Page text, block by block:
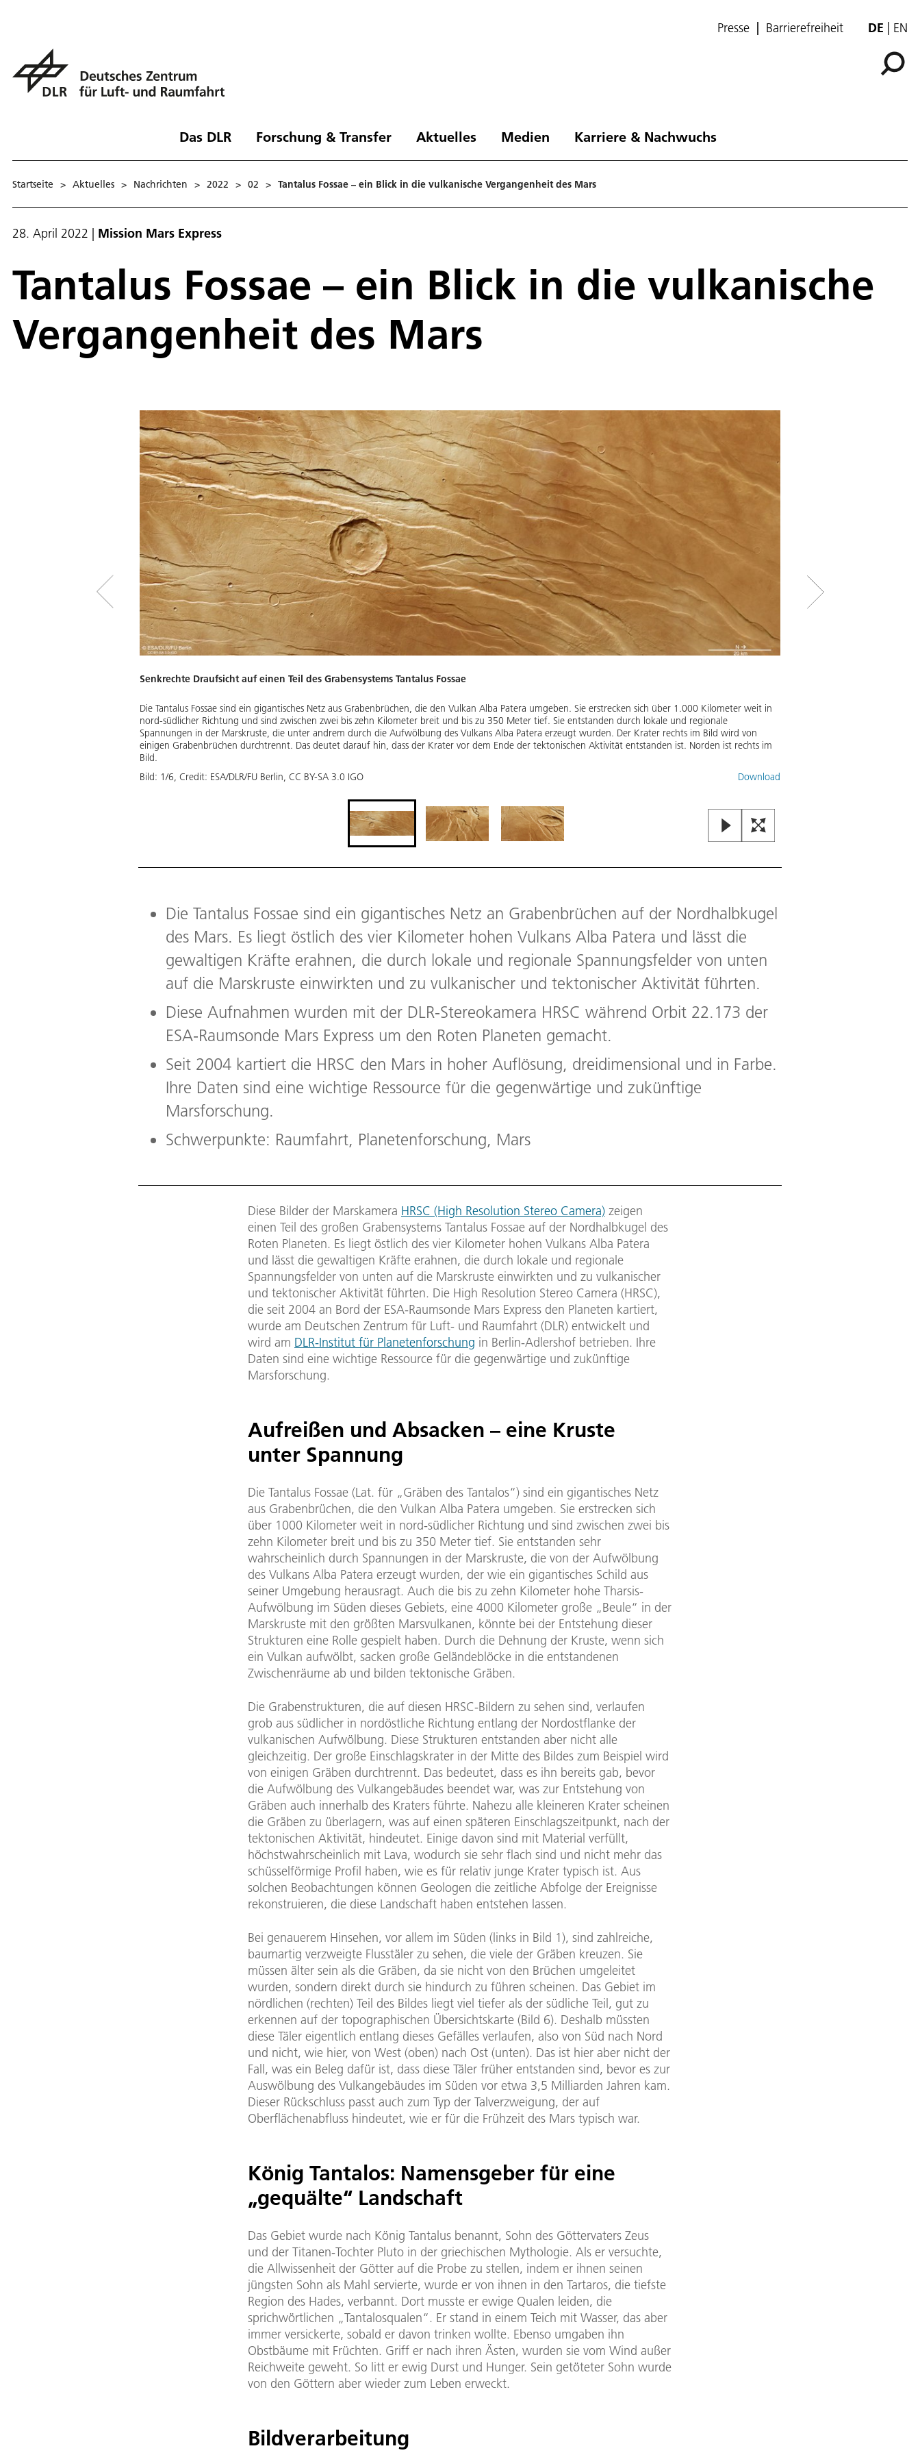
Presse Barrierefreiheit DE EN
Das DLR Forschung & Transfer Aktuelles Medien Karriere & Nachwuchs
Startseite > Aktuelles > Nachrichten > 2022 > 02 > Tantalus Fossae – ein Blick in die vulkanische Vergangenheit des Mars
28. April 2022 | Mission Mars Express
Tantalus Fossae – ein Blick in die vulkanische
Vergangenheit des Mars
Senkrechte Draufsicht auf einen Teil des Grabensystems Tantalus Fossae
Die Tantalus Fossae sind ein gigantisches Netz aus Grabenbrüchen, die den Vulkan Alba Patera umgeben. Sie erstrecken sich über 1.000 Kilometer weit in
nord-südlicher Richtung und sind zwischen zwei bis zehn Kilometer breit und bis zu 350 Meter tief. Sie entstanden durch lokale und regionale
Spannungen in der Marskruste, die unter andrem durch die Aufwölbung des Vulkans Alba Patera erzeugt wurden. Der Krater rechts im Bild wird von
einigen Grabenbrüchen durchtrennt. Das deutet darauf hin, dass der Krater vor dem Ende der tektonischen Aktivität entstanden ist. Norden ist rechts im
Bild.
Bild: 1/6, Credit: ESA/DLR/FU Berlin, CC BY-SA 3.0 IGO
Download
Die Tantalus Fossae sind ein gigantisches Netz an Grabenbrüchen auf der Nordhalbkugel
des Mars. Es liegt östlich des vier Kilometer hohen Vulkans Alba Patera und lässt die
gewaltigen Kräfte erahnen, die durch lokale und regionale Spannungsfelder von unten
auf die Marskruste einwirkten und zu vulkanischer und tektonischer Aktivität führten.
Diese Aufnahmen wurden mit der DLR-Stereokamera HRSC während Orbit 22.173 der
ESA-Raumsonde Mars Express um den Roten Planeten gemacht.
Seit 2004 kartiert die HRSC den Mars in hoher Auflösung, dreidimensional und in Farbe.
Ihre Daten sind eine wichtige Ressource für die gegenwärtige und zukünftige
Marsforschung.
Schwerpunkte: Raumfahrt, Planetenforschung, Mars
Diese Bilder der Marskamera HRSC (High Resolution Stereo Camera) zeigen
einen Teil des großen Grabensystems Tantalus Fossae auf der Nordhalbkugel des
Roten Planeten. Es liegt östlich des vier Kilometer hohen Vulkans Alba Patera
und lässt die gewaltigen Kräfte erahnen, die durch lokale und regionale
Spannungsfelder von unten auf die Marskruste einwirkten und zu vulkanischer
und tektonischer Aktivität führten. Die High Resolution Stereo Camera (HRSC),
die seit 2004 an Bord der ESA-Raumsonde Mars Express den Planeten kartiert,
wurde am Deutschen Zentrum für Luft- und Raumfahrt (DLR) entwickelt und
wird am DLR-Institut für Planetenforschung in Berlin-Adlershof betrieben. Ihre
Daten sind eine wichtige Ressource für die gegenwärtige und zukünftige
Marsforschung.
Aufreißen und Absacken – eine Kruste
unter Spannung
Die Tantalus Fossae (Lat. für „Gräben des Tantalos“) sind ein gigantisches Netz
aus Grabenbrüchen, die den Vulkan Alba Patera umgeben. Sie erstrecken sich
über 1000 Kilometer weit in nord-südlicher Richtung und sind zwischen zwei bis
zehn Kilometer breit und bis zu 350 Meter tief. Sie entstanden sehr
wahrscheinlich durch Spannungen in der Marskruste, die von der Aufwölbung
des Vulkans Alba Patera erzeugt wurden, der wie ein gigantisches Schild aus
seiner Umgebung herausragt. Auch die bis zu zehn Kilometer hohe Tharsis-
Aufwölbung im Süden dieses Gebiets, eine 4000 Kilometer große „Beule“ in der
Marskruste mit den größten Marsvulkanen, könnte bei der Entstehung dieser
Strukturen eine Rolle gespielt haben. Durch die Dehnung der Kruste, wenn sich
ein Vulkan aufwölbt, sacken große Geländeblöcke in die entstandenen
Zwischenräume ab und bilden tektonische Gräben.
Die Grabenstrukturen, die auf diesen HRSC-Bildern zu sehen sind, verlaufen
grob aus südlicher in nordöstliche Richtung entlang der Nordostflanke der
vulkanischen Aufwölbung. Diese Strukturen entstanden aber nicht alle
gleichzeitig. Der große Einschlagskrater in der Mitte des Bildes zum Beispiel wird
von einigen Gräben durchtrennt. Das bedeutet, dass es ihn bereits gab, bevor
die Aufwölbung des Vulkangebäudes beendet war, was zur Entstehung von
Gräben auch innerhalb des Kraters führte. Nahezu alle kleineren Krater scheinen
die Gräben zu überlagern, was auf einen späteren Einschlagszeitpunkt, nach der
tektonischen Aktivität, hindeutet. Einige davon sind mit Material verfüllt,
höchstwahrscheinlich mit Lava, wodurch sie sehr flach sind und nicht mehr das
schüsselförmige Profil haben, wie es für relativ junge Krater typisch ist. Aus
solchen Beobachtungen können Geologen die zeitliche Abfolge der Ereignisse
rekonstruieren, die diese Landschaft haben entstehen lassen.
Bei genauerem Hinsehen, vor allem im Süden (links in Bild 1), sind zahlreiche,
baumartig verzweigte Flusstäler zu sehen, die viele der Gräben kreuzen. Sie
müssen älter sein als die Gräben, da sie nicht von den Brüchen umgeleitet
wurden, sondern direkt durch sie hindurch zu führen scheinen. Das Gebiet im
nördlichen (rechten) Teil des Bildes liegt viel tiefer als der südliche Teil, gut zu
erkennen auf der topographischen Übersichtskarte (Bild 6). Deshalb müssten
diese Täler eigentlich entlang dieses Gefälles verlaufen, also von Süd nach Nord
und nicht, wie hier, von West (oben) nach Ost (unten). Das ist hier aber nicht der
Fall, was ein Beleg dafür ist, dass diese Täler früher entstanden sind, bevor es zur
Auswölbung des Vulkangebäudes im Süden vor etwa 3,5 Milliarden Jahren kam.
Dieser Rückschluss passt auch zum Typ der Talverzweigung, der auf
Oberflächenabfluss hindeutet, wie er für die Frühzeit des Mars typisch war.
König Tantalos: Namensgeber für eine
„gequälte“ Landschaft
Das Gebiet wurde nach König Tantalus benannt, Sohn des Göttervaters Zeus
und der Titanen-Tochter Pluto in der griechischen Mythologie. Als er versuchte,
die Allwissenheit der Götter auf die Probe zu stellen, indem er ihnen seinen
jüngsten Sohn als Mahl servierte, wurde er von ihnen in den Tartaros, die tiefste
Region des Hades, verbannt. Dort musste er ewige Qualen leiden, die
sprichwörtlichen „Tantalosqualen“. Er stand in einem Teich mit Wasser, das aber
immer versickerte, sobald er davon trinken wollte. Ebenso umgaben ihn
Obstbäume mit Früchten. Griff er nach ihren Ästen, wurden sie vom Wind außer
Reichweite geweht. So litt er ewig Durst und Hunger. Sein getöteter Sohn wurde
von den Göttern aber wieder zum Leben erweckt.
Bildverarbeitung